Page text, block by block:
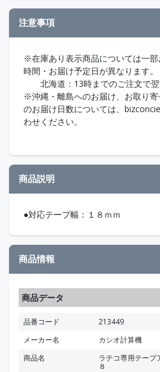
注意事項
※在庫あり表示商品については一
時間・お届け予定日が異なります。
北海道：13時までのご注文で翌
※沖縄・離島へのお届け、お取り
のお届け日数については、
わせください。
商品説明
●対応テープ幅：１８ｍｍ
商品情報
商品データ
品番コード
213449
メーカー名
カシオ計算機
商品名
ラテコ専用テープ
８